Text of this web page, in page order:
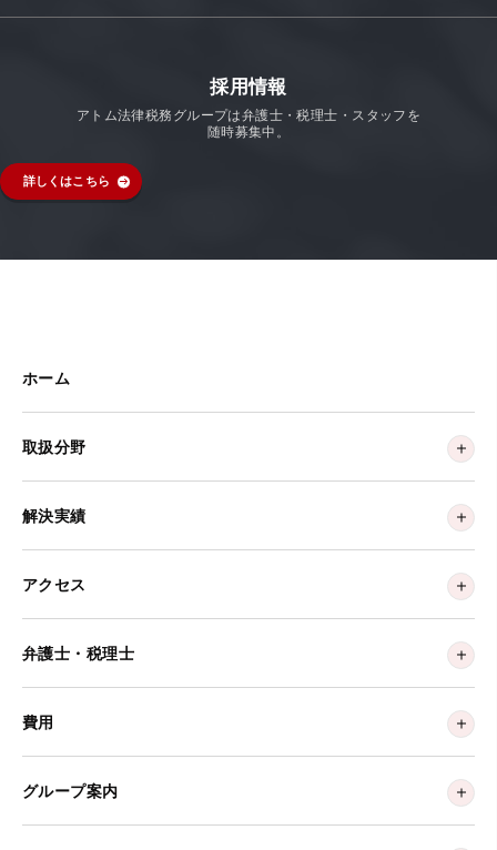
採用情報
アトム法律税務グループは弁護士・税理士・スタッフを
随時募集中。
詳しくはこちら
ホーム
取扱分野
解決実績
アクセス
弁護士・税理士
費用
グループ案内